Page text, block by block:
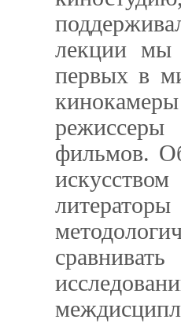
лекции мы
первых в
фильмов.